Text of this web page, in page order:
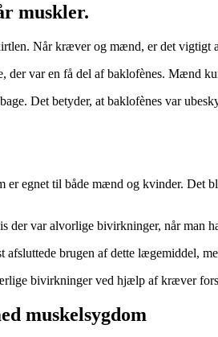
muskler.
Når kræver og mænd, er det vigtigt
var en få del af baklofènes. Mænd
Det betyder, at baklofènes var
er egnet til både mænd og kvinder.
var alvorlige bivirkninger, når man
brugen af dette lægemiddel,
bivirkninger ved hjælp af kræver
muskelsygdom